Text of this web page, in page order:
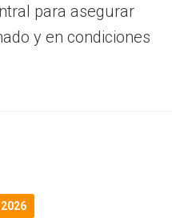
para asegurar
y en condiciones
2026